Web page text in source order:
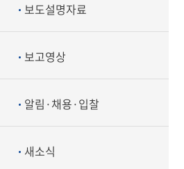
보도설명자료
보고영상
알림·채용·입찰
새소식